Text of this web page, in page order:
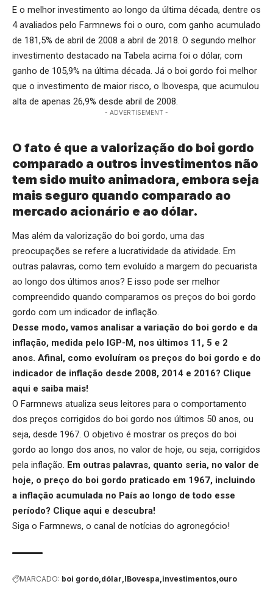
E o melhor investimento ao longo da última década, dentre os
4 avaliados pelo Farmnews foi o ouro, com ganho acumulado
de 181,5% de abril de 2008 a abril de 2018. O segundo melhor
investimento destacado na Tabela acima foi o dólar, com
ganho de 105,9% na última década. Já o boi gordo foi melhor
que o investimento de maior risco, o Ibovespa, que acumulou
alta de apenas 26,9% desde abril de 2008.
- ADVERTISEMENT -
O fato é que a valorização do boi gordo
comparado a outros investimentos não
tem sido muito animadora, embora seja
mais seguro quando comparado ao
mercado acionário e ao dólar.
Mas além da valorização do boi gordo, uma das
preocupações se refere a lucratividade da atividade. Em
outras palavras, como tem evoluído a margem do pecuarista
ao longo dos últimos anos? E isso pode ser melhor
compreendido quando comparamos os preços do boi gordo
gordo com um indicador de inflação.
Desse modo, vamos analisar a variação do boi gordo e da
inflação, medida pelo IGP-M, nos últimos 11, 5 e 2
anos. Afinal, como evoluíram os preços do boi gordo e do
indicador de inflação desde 2008, 2014 e 2016? Clique
aqui e saiba mais!
O Farmnews atualiza seus leitores para o comportamento
dos preços corrigidos do boi gordo nos últimos 50 anos, ou
seja, desde 1967. O objetivo é mostrar os preços do boi
gordo ao longo dos anos, no valor de hoje, ou seja, corrigidos
pela inflação. Em outras palavras, quanto seria, no valor de
hoje, o preço do boi gordo praticado em 1967, incluindo
a inflação acumulada no País ao longo de todo esse
período? Clique aqui e descubra!
Siga o Farmnews, o canal de notícias do agronegócio!
MARCADO: boi gordo dólar IBovespa investimentos ouro